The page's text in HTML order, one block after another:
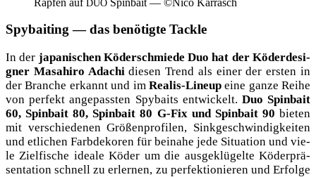
DUO
Spybaiting — das benötigte Tackle
In der japa­ni­schen Köder­schmie­de Duo hat der Köder­de­si­
gner Masa­hi­ro Adachidie­sen Trend als einer der ers­ten in
der Bran­che erkannt und im Rea­lis-Lin­e­upeine gan­ze Rei­he
von per­fekt ange­pass­ten Spy­baits ent­wi­ckelt. Duo Spin­bait
60, Spin­bait 80, Spin­bait 80 G‑Fix und Spin­bait 90 bie­ten
mit ver­schie­de­nen Grö­ßen­pro­fi­len, Sink­ge­schwin­dig­kei­ten
und etli­chen Farb­de­ko­ren für bei­na­he jede Situa­ti­on und vie­
le Ziel­fi­sche idea­le Köder um die aus­ge­klü­gel­te Köder­prä­
sen­ta­ti­on schnell zu erler­nen, zu per­fek­tio­nie­ren und Erfol­ge